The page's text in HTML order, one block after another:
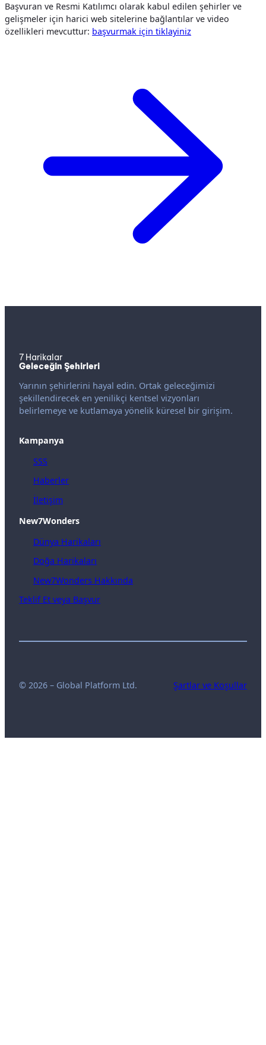
Başvuran ve Resmi Katılımcı olarak kabul edilen şehirler ve
gelişmeler için harici web sitelerine bağlantılar ve video
özellikleri mevcuttur: başvurmak i̇çi̇n tiklayiniz
7 Harikalar
Geleceğin Şehirleri
Yarının şehirlerini hayal edin. Ortak geleceğimizi
şekillendirecek en yenilikçi kentsel vizyonları
belirlemeye ve kutlamaya yönelik küresel bir girişim.
Kampanya
SSS
Haberler
İletişim
New7Wonders
Dünya Harikaları
Doğa Harikaları
New7Wonders Hakkında
Teklif Et veya Başvur
© 2026 – Global Platform Ltd. Şartlar ve Koşullar